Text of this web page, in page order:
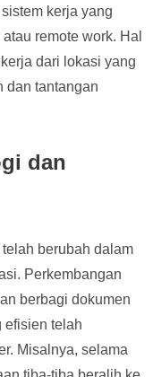
kerja yang
remote work. Hal
dari lokasi yang
dan tantangan
dan
berubah dalam
Perkembangan
berbagi dokumen
efisien telah
Misalnya, selama